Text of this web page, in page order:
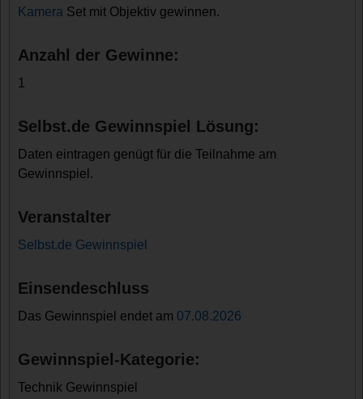
Kamera Set mit Objektiv gewinnen.
Anzahl der Gewinne:
1
Selbst.de Gewinnspiel Lösung:
Daten eintragen genügt für die Teilnahme am
Gewinnspiel.
Veranstalter
Selbst.de Gewinnspiel
Einsendeschluss
Das Gewinnspiel endet am 07.08.2026
Gewinnspiel-Kategorie:
Technik Gewinnspiel